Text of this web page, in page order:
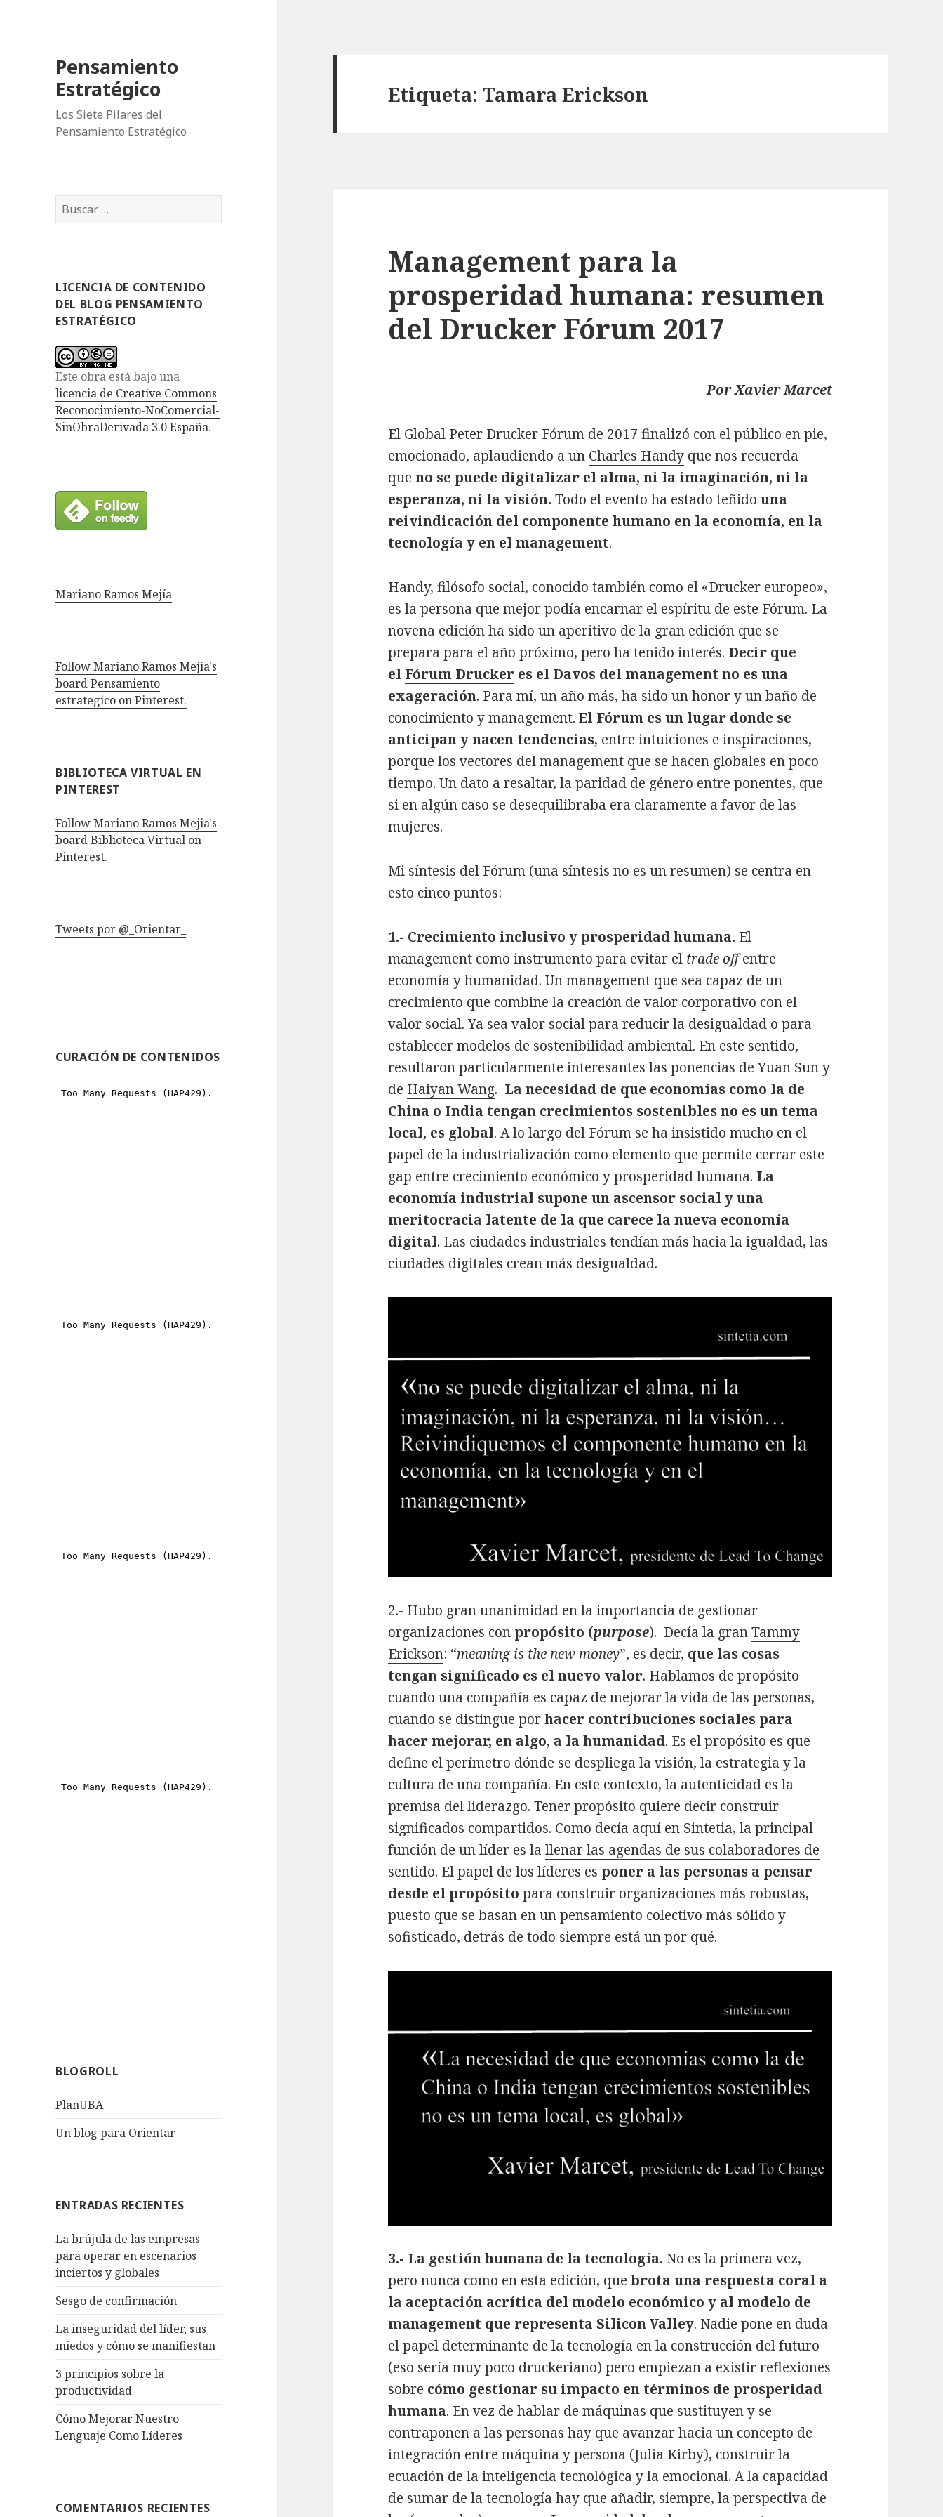
Pensamiento
Estratégico
Los Siete Pilares del
Pensamiento Estratégico
B
u
r
:
LICENCIA DE CONTENIDO
DEL BLOG PENSAMIENTO
ESTRATÉGICO
Este obra está bajo una
licencia de Creative Commons
Reconocimiento-NoComercial-
SinObraDerivada 3.0 España.
Mariano Ramos Mejía
Follow Mariano Ramos Mejia's
board Pensamiento
estrategico on Pinterest.
BIBLIOTECA VIRTUAL EN
PINTEREST
Follow Mariano Ramos Mejia's
board Biblioteca Virtual on
Pinterest.
Tweets por @_Orientar_
CURACIÓN DE CONTENIDOS
BLOGROLL
PlanUBA
Un blog para Orientar
ENTRADAS RECIENTES
La brújula de las empresas
para operar en escenarios
inciertos y globales
Sesgo de confirmación
La inseguridad del líder, sus
miedos y cómo se manifiestan
3 principios sobre la
productividad
Cómo Mejorar Nuestro
Lenguaje Como Líderes
COMENTARIOS RECIENTES
Etiqueta: Tamara Erickson
Management para la
prosperidad humana: resumen
del Drucker Fórum 2017
Por Xavier Marcet
El Global Peter Drucker Fórum de 2017 finalizó con el público en pie,
emocionado, aplaudiendo a un Charles Handy que nos recuerda
queno se puede digitalizar el alma, ni la imaginación, ni la
esperanza, ni la visión. Todo el evento ha estado teñidouna
reivindicación del componente humano en la economía, en la
tecnología y en el management.
Handy, filósofo social, conocido también como el «Drucker europeo»,
es la persona que mejor podía encarnar el espíritu de este Fórum. La
novena edición ha sido un aperitivo de la gran edición que se
prepara para el año próximo, pero ha tenido interés. Decir que
el Fórum Drucker es el Davos del management no es una
exageración. Para mí, un año más, ha sido un honor y un baño de
conocimiento y management.El Fórum es un lugar donde se
anticipan y nacen tendencias, entre intuiciones e inspiraciones,
porque los vectores del management que se hacen globales en poco
tiempo. Un dato a resaltar, la paridad de género entre ponentes, que
si en algún caso se desequilibraba era claramente a favor de las
mujeres.
Mi síntesis del Fórum (una síntesis no es un resumen) se centra en
esto cinco puntos:
1.- Crecimiento inclusivo y prosperidad humana. El
management como instrumento para evitar el trade offentre
economía y humanidad. Un management que sea capaz de un
crecimiento que combine la creación de valor corporativo con el
valor social. Ya sea valor social para reducir la desigualdad o para
establecer modelos de sostenibilidad ambiental. En este sentido,
resultaron particularmente interesantes las ponencias deYuan Suny
de Haiyan Wang. La necesidad de que economías como la de
China o India tengan crecimientos sostenibles no es un tema
local, es global. A lo largo del Fórum se ha insistido mucho en el
papel de la industrialización como elemento que permite cerrar este
gap entre crecimiento económico y prosperidad humana. La
economía industrial supone un ascensor social y una
meritocracia latente de la que carece la nueva economía
digital. Las ciudades industriales tendían más hacia la igualdad, las
ciudades digitales crean más desigualdad.
2.- Hubo gran unanimidad en la importancia de gestionar
organizaciones con propósito (purpose). Decía la granTammy
Erickson: “meaning is the new money”, es decir, que las cosas
tengan significado es el nuevo valor. Hablamos de propósito
cuando una compañía es capaz de mejorar la vida de las personas,
cuando se distingue porhacer contribuciones sociales para
hacer mejorar, en algo, a la humanidad. Es el propósito es que
define el perímetro dónde se despliega la visión, la estrategia y la
cultura de una compañía. En este contexto, la autenticidad es la
premisa del liderazgo. Tener propósito quiere decir construir
significados compartidos. Como decía aquí en Sintetia, la principal
función de un líder es lallenar las agendas de sus colaboradores de
sentido. El papel de los líderes es poner a las personas a pensar
desde el propósito para construir organizaciones más robustas,
puesto que se basan en un pensamiento colectivo más sólido y
sofisticado, detrás de todo siempre está un por qué.
3.- La gestión humana de la tecnología. No es la primera vez,
pero nunca como en esta edición, quebrota una respuesta coral a
la aceptación acrítica del modelo económico y al modelo de
management que representa Silicon Valley. Nadie pone en duda
el papel determinante de la tecnología en la construcción del futuro
(eso sería muy poco druckeriano) pero empiezan a existir reflexiones
sobre cómo gestionar su impacto en términos de prosperidad
humana. En vez de hablar de máquinas que sustituyen y se
contraponen a las personas hay que avanzar hacia un concepto de
integración entre máquina y persona (Julia Kirby), construir la
ecuación de la inteligencia tecnológica y la emocional. A la capacidad
de sumar de la tecnología hay que añadir, siempre, la perspectiva de